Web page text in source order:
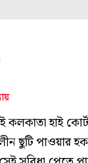
হাই
ছুটি পাওয়ার